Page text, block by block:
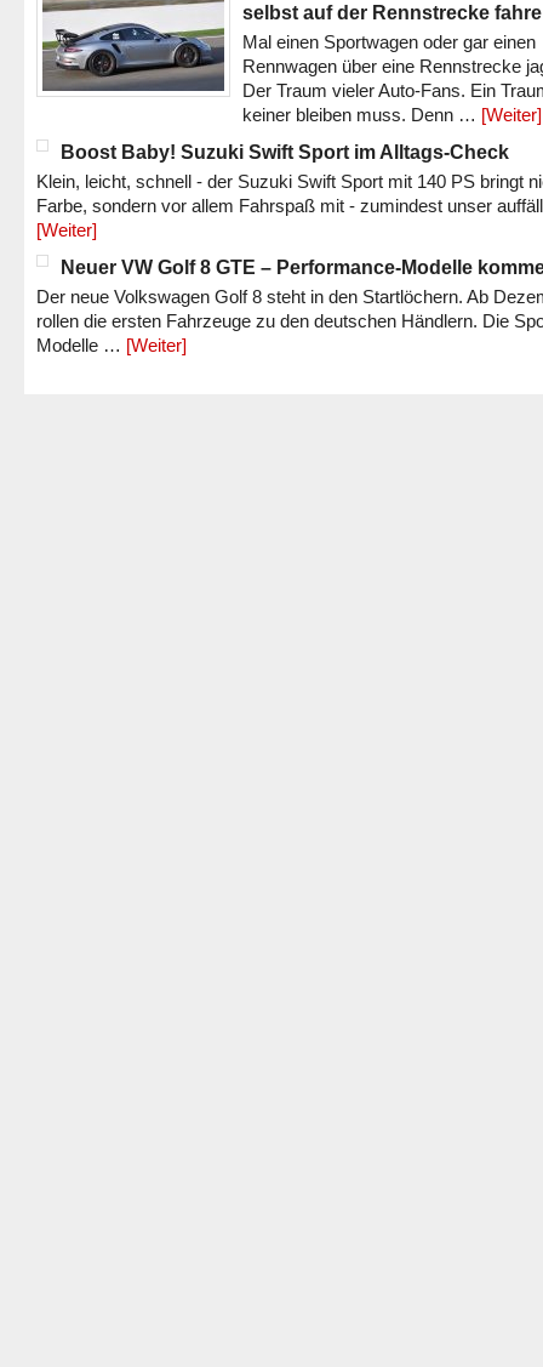
selbst auf der Rennstrecke
Mal einen Sportwagen oder gar einen
Rennwagen über eine Rennstrecke
Der Traum vieler Auto-Fans. Ein
keiner bleiben muss. Denn … [Weiter]
Boost Baby! Suzuki Swift Sport im Alltags-Check
Klein, leicht, schnell - der Suzuki Swift Sport mit 140 PS bringt
Farbe, sondern vor allem Fahrspaß mit - zumindest unser
[Weiter]
Neuer VW Golf 8 GTE – Performance-Modelle
Der neue Volkswagen Golf 8 steht in den Startlöchern. Ab
rollen die ersten Fahrzeuge zu den deutschen Händlern. Die
Modelle … [Weiter]